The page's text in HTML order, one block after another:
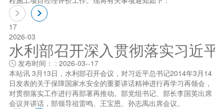
17
2026-03
水利部召开深入贯彻落实习近
发布时间： : 2026-03--17
本站讯 3月13日，水利部召开会议，对习近平总书记2014年3月14
日发表的关于保障国家水安全的重要讲话精神进行再学习再领会，
对贯彻落实工作进行再部署再推动。部党组书记、部长李国英出席
会议并讲话，部领导祖雷鸣、王宝恩、孙志禹出席会议。